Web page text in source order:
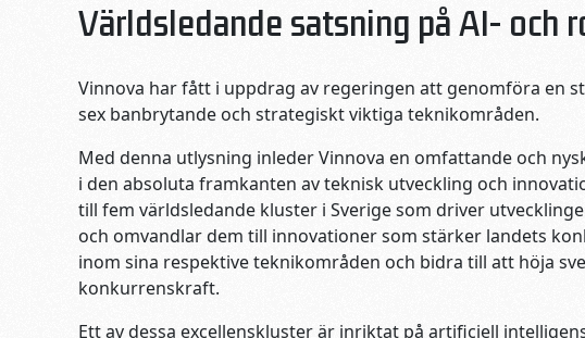
Världsledande satsning på AI- och
Vinnova har fått i uppdrag av regeringen att genomföra en
sex banbrytande och strategiskt viktiga teknikområden.
Med denna utlysning inleder Vinnova en omfattande och
i den absoluta framkanten av teknisk utveckling och
till fem världsledande kluster i Sverige som driver
och omvandlar dem till innovationer som stärker landets
inom sina respektive teknikområden och bidra till att höja
konkurrenskraft.
Ett av dessa excellenskluster är inriktat på artificiell